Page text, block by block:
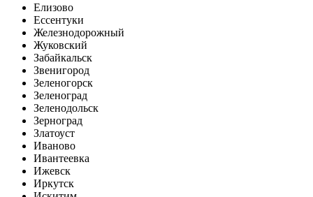
Елизово
Ессентуки
Железнодорожный
Жуковский
Забайкальск
Звенигород
Зеленогорск
Зеленоград
Зеленодольск
Зерноград
Златоуст
Иваново
Ивантеевка
Ижевск
Иркутск